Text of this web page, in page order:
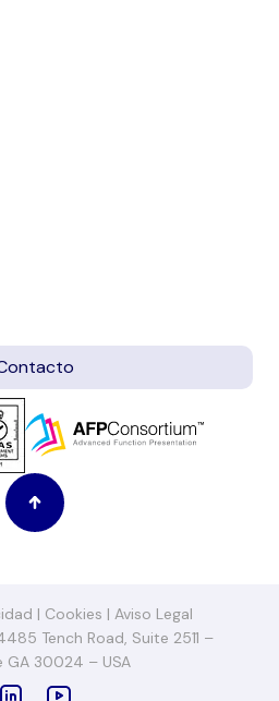
| Cookies | Aviso Legal
Tench Road, Suite 2511 –
GA 30024 – USA